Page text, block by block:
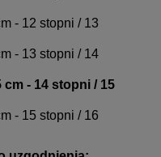
- 12 stopni / 13
- 13 stopni / 14
cm - 14 stopni / 15
- 15 stopni / 16